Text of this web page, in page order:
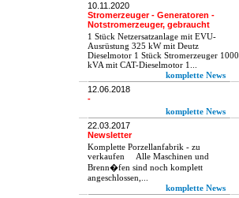
10.11.2020
Stromerzeuger - Generatoren -
Notstromerzeuger, gebraucht
1 Stück Netzersatzanlage mit EVU-
Ausrüstung 325 kW mit Deutz
Dieselmotor 1 Stück Stromerzeuger 1000
kVA mit CAT-Dieselmotor 1...
komplette News
12.06.2018
-
komplette News
22.03.2017
Newsletter
Komplette Porzellanfabrik - zu
verkaufen Alle Maschinen und
Brenn�fen sind noch komplett
angeschlossen,...
komplette News